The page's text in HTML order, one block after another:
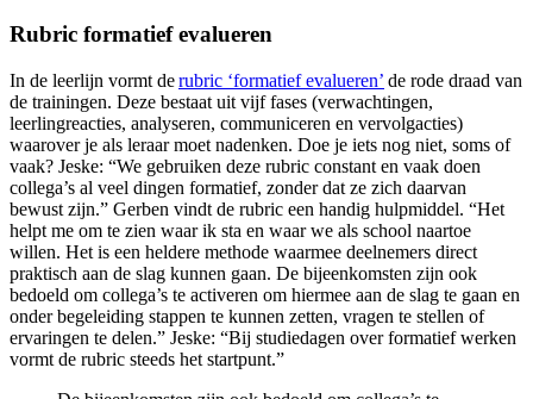
Rubric formatief evalueren
In de leerlijn vormt derubric ‘formatief evalueren’ de rode draad van
de trainingen. Deze bestaat uit vijf fases (verwachtingen,
leerlingreacties, analyseren, communiceren en vervolgacties)
waarover je als leraar moet nadenken. Doe je iets nog niet, soms of
vaak? Jeske: “We gebruiken deze rubric constant en vaak doen
collega’s al veel dingen formatief, zonder dat ze zich daarvan
bewust zijn.” Gerben vindt de rubric een handig hulpmiddel. “Het
helpt me om te zien waar ik sta en waar we als school naartoe
willen. Het is een heldere methode waarmee deelnemers direct
praktisch aan de slag kunnen gaan. De bijeenkomsten zijn ook
bedoeld om collega’s te activeren om hiermee aan de slag te gaan en
onder begeleiding stappen te kunnen zetten, vragen te stellen of
ervaringen te delen.” Jeske: “Bij studiedagen over formatief werken
vormt de rubric steeds het startpunt.”